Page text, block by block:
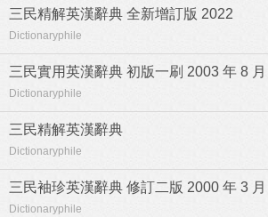
三民精解英漢辭典 全新增訂版 2022
Dictionaryphile
三民實用英漢辭典 初版一刷 2003 年 8 月
Dictionaryphile
三民精解英漢辭典
Dictionaryphile
三民袖珍英漢辭典 修訂二版 2000 年 3 月
Dictionaryphile